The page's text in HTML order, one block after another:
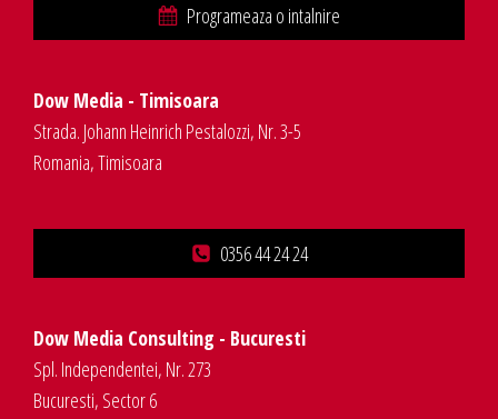
Programeaza o intalnire
Dow Media - Timisoara
Strada. Johann Heinrich Pestalozzi, Nr. 3-5
Romania, Timisoara
0356 44 24 24
Dow Media Consulting - Bucuresti
Spl. Independentei, Nr. 273
Bucuresti, Sector 6